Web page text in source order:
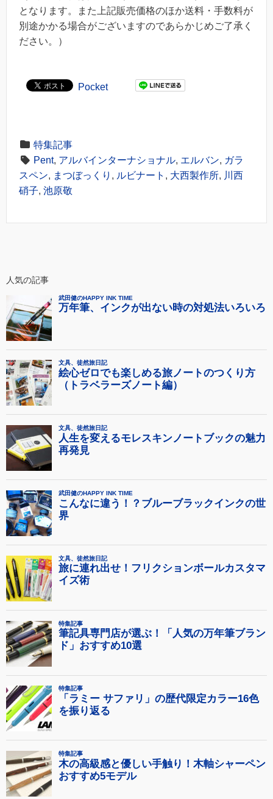
となります。また上記販売価格のほか送料・手数料が
別途かかる場合がございますのであらかじめご了承く
ださい。）
Pocket
特集記事
Pent, アルバインターナショナル, エルバン, ガラ
スペン, まつぼっくり , ルビナート , 大西製作所, 川西
硝子, 池原敬
人気の記事